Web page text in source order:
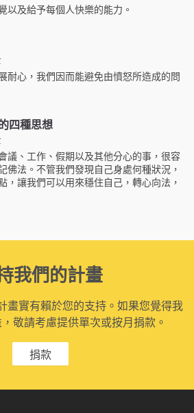
以及給予每個人快樂的能力。
耐心，我們因而能避免由憤怒所造成的問
四種思想
議、工作、假期以及其他分心的事，很容
佛法。不管我們發現自己身處何種狀況，
，讓我們可以用來穩住自己，轉心向法，
我們的計畫
畫實有賴於您的支持。如果您覺得我
敬請考慮提供單次或按月捐款。
捐款